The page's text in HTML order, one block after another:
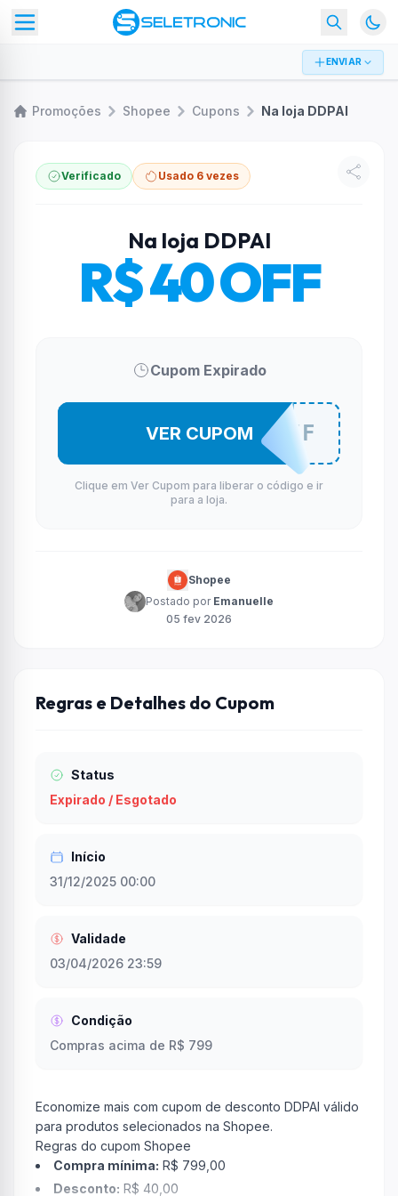
ENVIAR
Promoções Shopee Cupons Na loja DDPAI
Verificado Usado 6 vezes
Na loja DDPAI
R$ 40 OFF
Cupom Expirado
DDPA7ORYF
VER CUPOM
Clique em Ver Cupom para liberar o código e ir
para a loja.
Shopee
Postado por Emanuelle
05 fev 2026
Regras e Detalhes do Cupom
Status
Expirado / Esgotado
Início
31/12/2025 00:00
Validade
03/04/2026 23:59
Condição
Compras acima de R$ 799
Economize mais com cupom de desconto DDPAI válido
para produtos selecionados na Shopee.
Regras do cupom Shopee
Compra mínima: R$ 799,00
Desconto: R$ 40,00